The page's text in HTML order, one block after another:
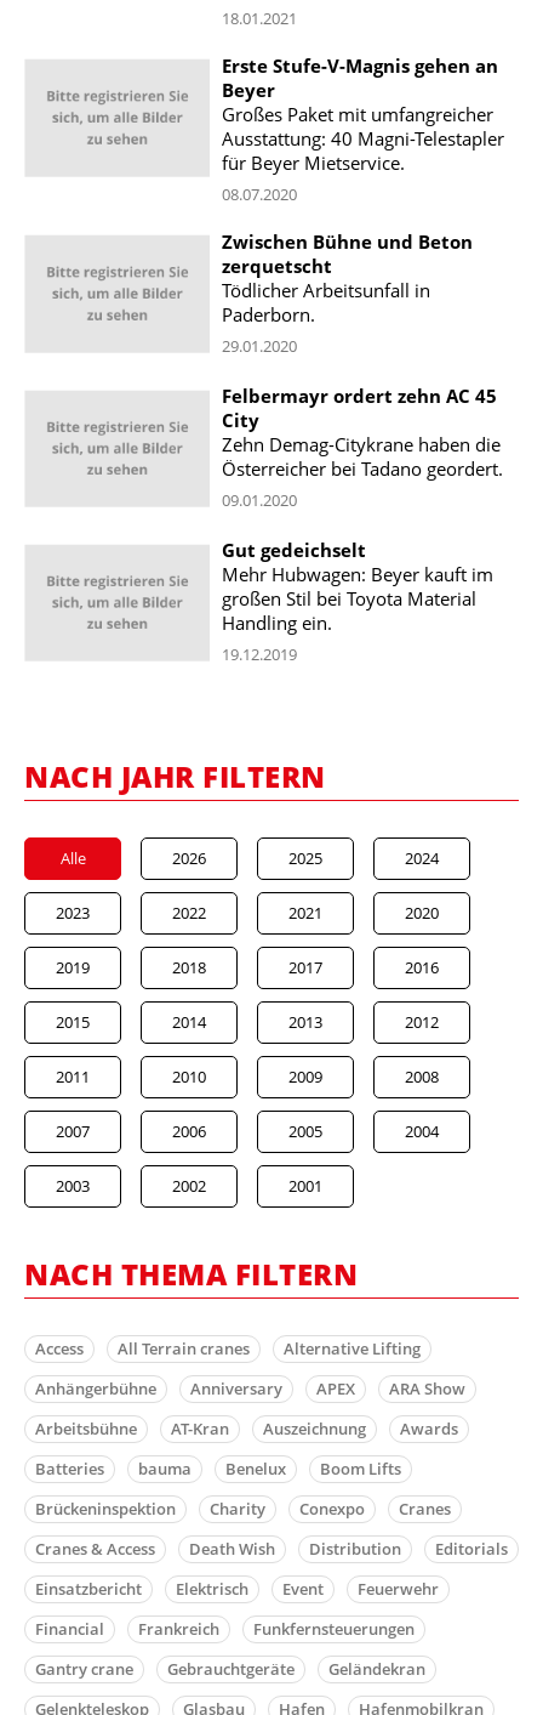
18.01.2021
Erste Stufe-V-Magnis gehen an
Beyer
Großes Paket mit umfangreicher
Ausstattung: 40 Magni-Telestapler
für Beyer Mietservice.
08.07.2020
Zwischen Bühne und Beton
zerquetscht
Tödlicher Arbeitsunfall in
Paderborn.
29.01.2020
Felbermayr ordert zehn AC 45
City
Zehn Demag-Citykrane haben die
Österreicher bei Tadano geordert.
09.01.2020
Gut gedeichselt
Mehr Hubwagen: Beyer kauft im
großen Stil bei Toyota Material
Handling ein.
19.12.2019
NACH JAHR FILTERN
Alle 2026 2025 2024
2023 2022 2021 2020
2019 2018 2017 2016
2015 2014 2013 2012
2011 2010 2009 2008
2007 2006 2005 2004
2003 2002 2001
NACH THEMA FILTERN
Access All Terrain cranes
Alternative Lifting
Anhängerbühne
Anniversary APEX
ARA Show
Arbeitsbühne
AT-Kran Auszeichnung
Awards
Batteries
bauma Benelux
Boom Lifts
Brückeninspektion
Charity Conexpo
Cranes
Cranes & Access
Death Wish Distribution
Editorials
Einsatzbericht
Elektrisch Event
Feuerwehr
Financial
Frankreich
Funkfernsteuerungen
Gantry crane
Gebrauchtgeräte
Geländekran
Gelenkteleskop
Glasbau Hafen Hafenmobilkran